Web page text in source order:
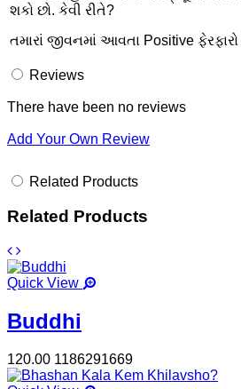
શકો છો. કેવી રીતે?
તમારાં જીવનમાં આવતા Positive
Reviews
There have been no reviews
Add Your Own Review
Related Products
Related Products
Quick View
Buddhi
120.00 1186291669